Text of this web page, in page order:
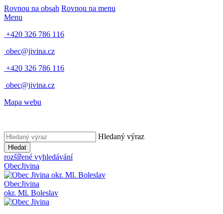
Rovnou na obsah Rovnou na menu
Menu
+420 326 786 116
obec@jivina.cz
+420 326 786 116
obec@jivina.cz
Mapa webu
Hledaný výraz
Hledat
rozšířené vyhledávání
ObecJivina
okr. Ml. Boleslav
ObecJivina
okr. Ml. Boleslav